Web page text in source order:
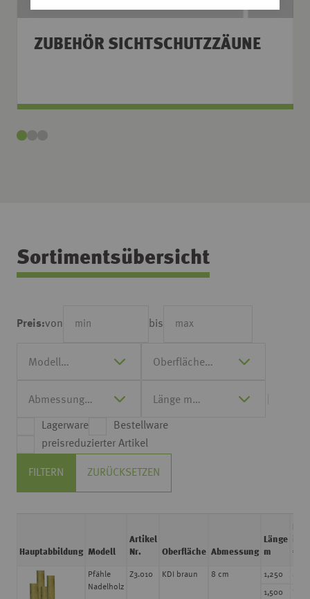
ZUBEHÖR SICHTSCHUTZZÄUNE
Sortimentsübersicht
Preis:von bis
Lagerware
Bestellware
preisreduzierter Artikel
FILTERN ZURÜCKSETZEN
Pfähle
Nadelholz
Z3.010 KDI braun 8 cm 1,250 6,95
1,500 7,95
Hauptabbildung Modell
Artikel
Nr.
Oberfläche Abmessung
Länge
m
€ /